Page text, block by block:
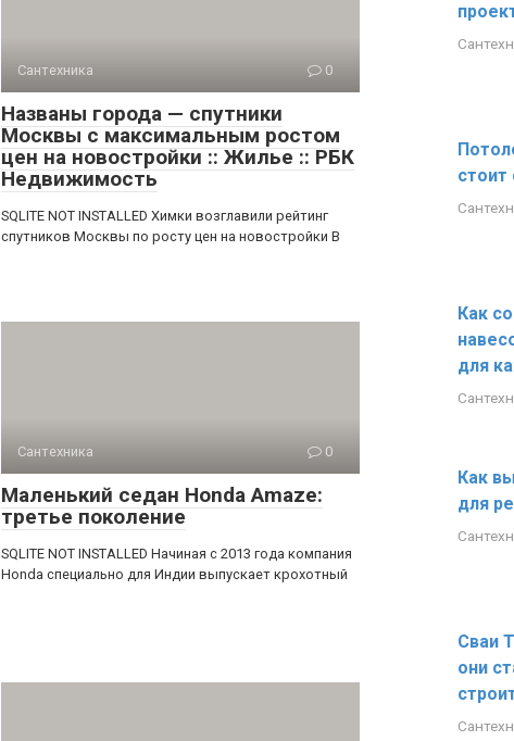
Сантехника 0
Названы города — спутники
Москвы с максимальным ростом
цен на новостройки :: Жилье :: РБК
Недвижимость
SQLITE NOT INSTALLED Химки возглавили рейтинг
спутников Москвы по росту цен на новостройки В
Сантехника 0
Маленький седан Honda Amaze:
третье поколение
SQLITE NOT INSTALLED Начиная с 2013 года компания
Honda специально для Индии выпускает крохотный
стоит
Как
для
Как
для
Сваи
они